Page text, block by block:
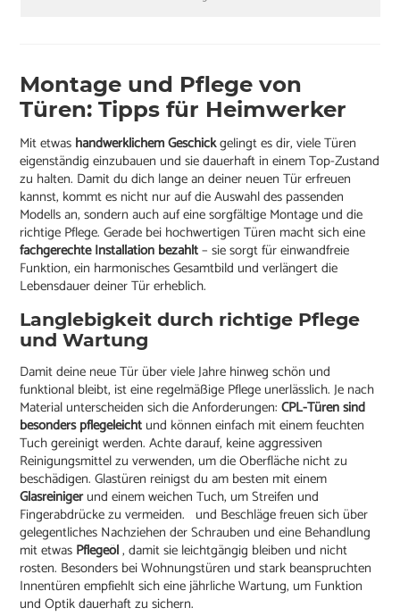
Montage und Pflege von
Türen: Tipps für Heimwerker
Mit etwas handwerklichem Geschickgelingt es dir, viele Türen
eigenständig einzubauen und sie dauerhaft in einem Top-Zustand
zu halten. Damit du dich lange an deiner neuen Tür erfreuen
kannst, kommt es nicht nur auf die Auswahl des passenden
Modells an, sondern auch auf eine sorgfältige Montage und die
richtige Pflege. Gerade bei hochwertigen Türen macht sich eine
fachgerechte Installation bezahlt– sie sorgt für einwandfreie
Funktion, ein harmonisches Gesamtbild und verlängert die
Lebensdauer deiner Tür erheblich.
Langlebigkeit durch richtige Pflege
und Wartung
Damit deine neue Tür über viele Jahre hinweg schön und
funktional bleibt, ist eine regelmäßige Pflege unerlässlich. Je nach
Material unterscheiden sich die Anforderungen:CPL-Türen sind
besonders pflegeleicht und können einfach mit einem feuchten
Tuch gereinigt werden. Achte darauf, keine aggressiven
Reinigungsmittel zu verwenden, um die Oberfläche nicht zu
beschädigen. Glastüren reinigst du am besten mit einem
Glasreinigerund einem weichen Tuch, um Streifen und
Fingerabdrücke zu vermeiden. und Beschläge freuen sich über
gelegentliches Nachziehen der Schrauben und eine Behandlung
mit etwas Pflegeöl, damit sie leichtgängig bleiben und nicht
rosten. Besonders bei Wohnungstüren und stark beanspruchten
Innentüren empfiehlt sich eine jährliche Wartung, um Funktion
und Optik dauerhaft zu sichern.